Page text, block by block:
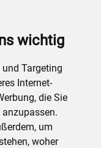
wichtig
und Targeting
Internet-
die Sie
anzupassen.
um
woher